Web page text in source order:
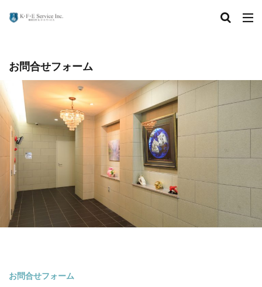
お問合せフォーム
お問合せフォーム